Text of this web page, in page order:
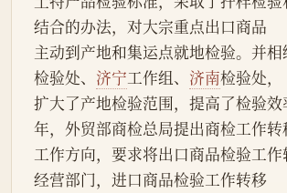
结合的办法，对大宗重点出口商品
主动到产地和集运点就地检验。并
检验处、 济宁工作组、 济南检验处，
扩大了产地检验范围，提高了检验效
年，外贸部商检总局提出商检工作转
工作方向，要求将出口商品检验工
经营部门，进口商品检验工作转移